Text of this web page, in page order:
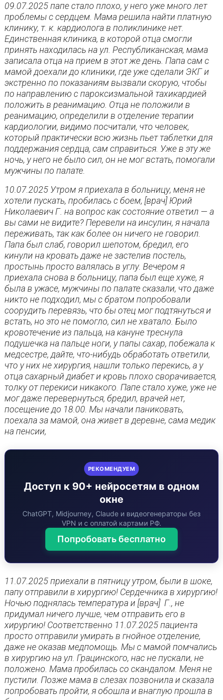
09.07.2025 папе стало плохо, у него уже много лет
проблемы с сердцем. Мама решила найти платную
клинику, т. к. кардиолога в поликлинике нет.
Единственная клиника, в которой отца смогли
принять находилась на ул. Республиканская, мама
записала отца на прием в этот же день. Папа сам с
мамой доехали до клиники, где уже сделали ЭКГ и
экстренно по показаниям вызвали скорую, чтобы
по направлению с пароксизмальной тахикардией
положить в реанимацию. Отца не положили в
реанимацию, определили в отделение терапии
кардиологии, видимо посчитали, что человек,
который практически всю жизнь пьет таблетки для
поддержания сердца, сам справиться. Уже в эту же
ночь, у него не было сил, он не мог встать, помогали
мужчины по палате.
10.07.2025 Утром я приехала в больницу, меня не
хотели пускать, пробилась с боем, [врач] Юрий
Николаевич Г. на вопрос как состояние ответил — а
вы сами не видите? Перевели на инсулин, я начала
переживать, так как более он ничего не говорил.
Папа был слаб, говорил шепотом, бредил, его
кинули на кровать даже не застелив постель,
простынь просто валялась в углу. Вечером я
приехала снова в больницу, папа был еще хуже, я
была в ужасе, мужчины по палате сказали, что даже
никто не подходил, мы с братом попробовали
соорудить перевязь, что бы отец мог подтянуться и
встать, но это не помогло, сил не хватало. Было
кровотечение из пальца, на кануне треснула
подушечка на пальце ноги, у папы сахар, побежала к
медсестре, дайте, что-нибудь обработать ответили,
что у них не хирургия, нашли только перекись, а у
отца сахарный диабет и кровь плохо сворачивается,
толку от перекиси никакого. Папе стало хуже, уже не
мог даже перевернуться, бредил, врачей нет,
посещение до 18.00. Мы начали паниковать,
поехала за мамой, она живет в деревне, сама медик
на пенсии,
РЕКОМЕНДУЕМ
Доступ к 90+ нейросетям в одном
окне
ChatGPT, Midjourney, Claude и видеогенераторы без
VPN и с оплатой картами РФ.
Попробовать бесплатно
11.07.2025 приехали в пятницу утром, были в шоке,
папу отправили в хирургию! Сердечника в хирургию!
Ночью поднялась температура и [врач] Г., не
придумал ничего лучше, чем отправить его в
хирургию! Соответственно 11.07.2025 пациента
просто отправили умирать в гнойное отделение,
даже не оказав медпомощь. Мы с мамой помчались
в хирургию на ул. Грацинского, нас не пускали, не
положено. Мама пробилась со скандалом. Меня не
пустили. Позже мама в слезах позвонила и сказала
попробовать пройти, я обошла и внаглую прошла в